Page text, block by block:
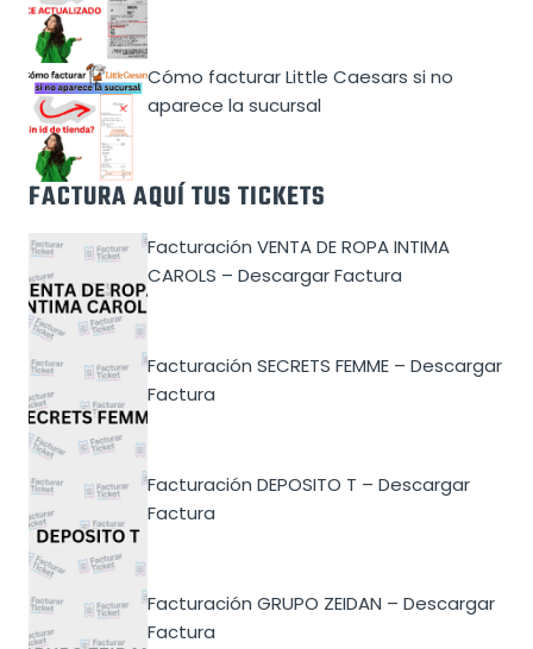
Cómo facturar Little Caesars si no
aparece la sucursal
FACTURA AQUÍ TUS TICKETS
Facturación VENTA DE ROPA INTIMA
CAROLS – Descargar Factura
Facturación SECRETS FEMME – Descargar
Factura
Facturación DEPOSITO T – Descargar
Factura
Facturación GRUPO ZEIDAN – Descargar
Factura